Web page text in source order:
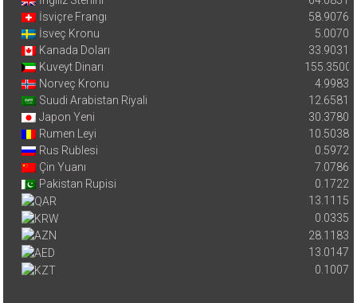
İsviçre Frangı
58.9076
İsveç Kronu
5.0070
Kanada Doları
33.9031
Kuveyt Dinarı
155.3500
Norveç Kronu
4.9983
Suudi Arabistan Riyali
12.6581
Japon Yeni
30.3780
Rumen Leyi
10.5038
Rus Rublesi
0.5972
Çin Yuanı
7.0786
Pakistan Rupisi
0.1722
13.1115
0.0335
28.1183
13.0147
0.1007